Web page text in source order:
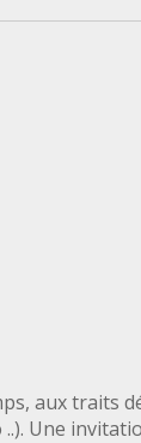
aux traits
Une